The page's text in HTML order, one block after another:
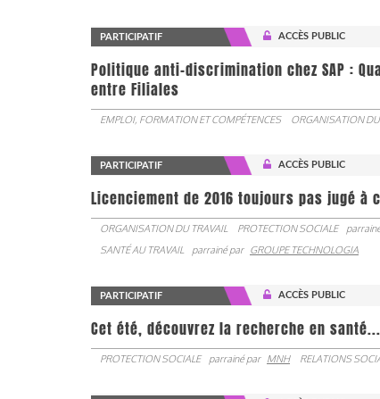
PARTICIPATIF ACCÈS PUBLIC
Politique anti-discrimination chez SAP :
entre Filiales
EMPLOI, FORMATION ET COMPÉTENCES ORGANISATION
PARTICIPATIF ACCÈS PUBLIC
Licenciement de 2016 toujours pas jugé à
ORGANISATION DU TRAVAIL PROTECTION SOCIALE
SANTÉ AU TRAVAIL
parrainé par GROUPE TECHNOLOGIA
PARTICIPATIF ACCÈS PUBLIC
Cet été, découvrez la recherche en
PROTECTION SOCIALE parrainé par MNH RELATIONS